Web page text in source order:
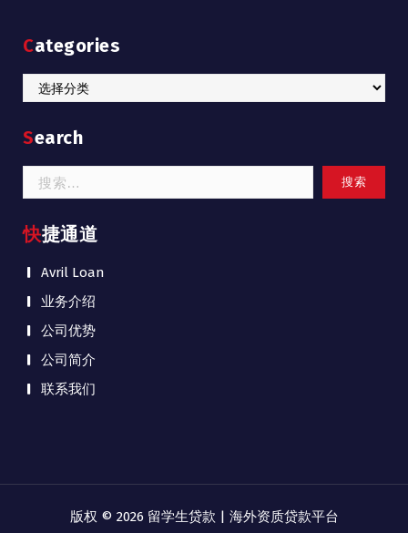
Categories
Categories
Search
索：
快捷通道
Avril Loan
业务介绍
公司优势
公司简介
联系我们
版权 © 2026 留学生贷款 | 海外资质贷款平台